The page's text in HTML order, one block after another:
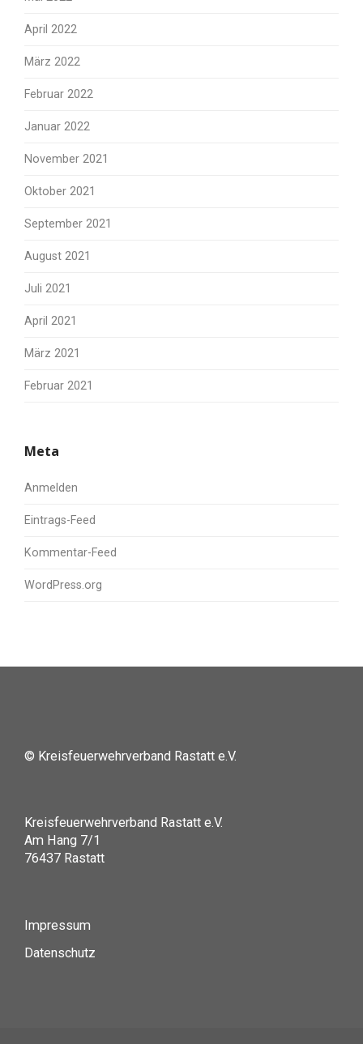
April 2022
März 2022
Februar 2022
Januar 2022
November 2021
Oktober 2021
September 2021
August 2021
Juli 2021
April 2021
März 2021
Februar 2021
Meta
Anmelden
Eintrags-Feed
Kommentar-Feed
WordPress.org
© Kreisfeuerwehrverband Rastatt e.V.
Kreisfeuerwehrverband Rastatt e.V.
Am Hang 7/1
76437 Rastatt
Impressum
Datenschutz